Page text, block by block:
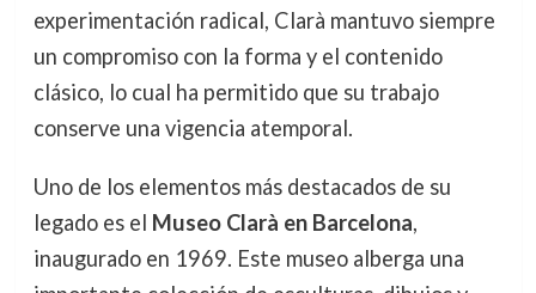
experimentación radical, Clarà mantuvo siempre
un compromiso con la forma y el contenido
clásico, lo cual ha permitido que su trabajo
conserve una vigencia atemporal.
Uno de los elementos más destacados de su
legado es el Museo Clarà en Barcelona,
inaugurado en 1969. Este museo alberga una